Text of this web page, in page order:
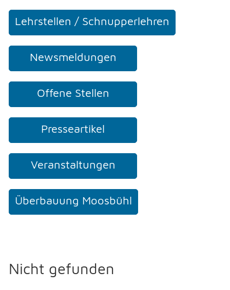
GEWERBE
NOTFALL
TELEFON
KONTAKT
Lehrstellen / Schnupperlehren
Newsmeldungen
Offene Stellen
Presseartikel
Veranstaltungen
Überbauung Moosbühl
Nicht gefunden